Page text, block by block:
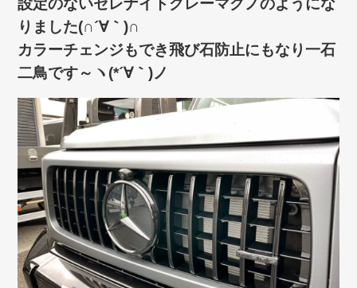
設定のないセレナイトグレーマグノのようにな
りました(∩´∀｀)∩
カラーチェンジもでき飛び石防止にもなり一石
二鳥です～ヽ(*´∀｀)ノ